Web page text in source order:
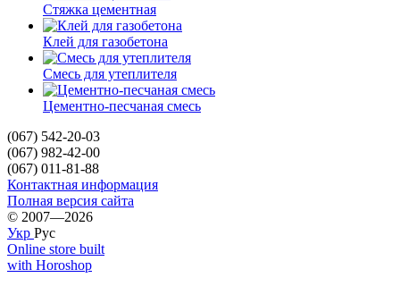
Стяжка цементная
Клей для газобетона
Смесь для утеплителя
Цементно-песчаная смесь
(067) 542-20-03
(067) 982-42-00
(067) 011-81-88
Контактная информация
Полная версия сайта
© 2007—2026
Укр Рус
Online store built
with Horoshop